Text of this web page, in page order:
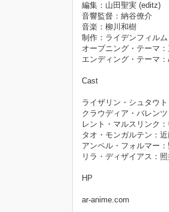
編集：山田聖実 (editz)
音響監督：納谷僚介
音楽：柳川和樹
制作：ライデンフィルム
オープニング・テーマ
エンディング・テーマ：
Cast
ライザリン・シュタウ
クラウディア・バレン
レント・マルスリンク
タオ・モンガルテン：
アンペル・フォルマー
リラ・ディザイアス：
HP
ar-anime.com